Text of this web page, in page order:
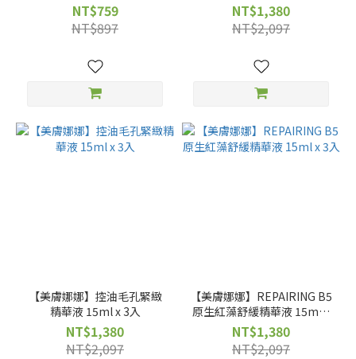
NT$759
NT$897
NT$1,380
NT$2,097
【美膚娜娜】控油毛孔緊緻
精華液 15ml x 3入
NT$1,380
NT$2,097
【美膚娜娜】REPAIRING B5
原生紅藻舒緩精華液 15ml x
3入
NT$1,380
NT$2,097